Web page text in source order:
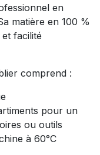
en
matière en 100 %
facilité
comprend :
pour un
ou outils
à 60°C